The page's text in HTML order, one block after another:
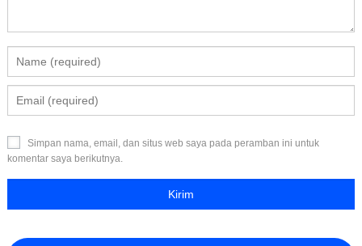
Simpan nama, email, dan situs web saya pada peramban ini untuk
komentar saya berikutnya.